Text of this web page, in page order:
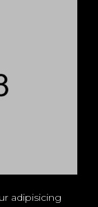
adipisicing